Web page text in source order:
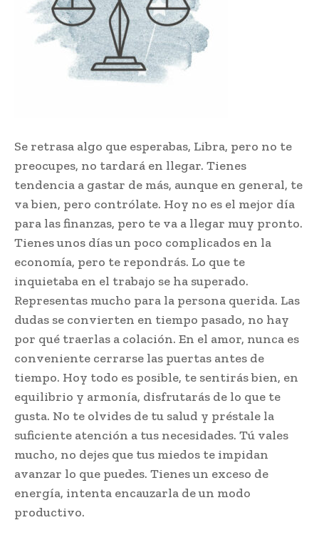
Se retrasa algo que esperabas, Libra, pero no te
preocupes, no tardará en llegar. Tienes
tendencia a gastar de más, aunque en general, te
va bien, pero contrólate. Hoy no es el mejor día
para las finanzas, pero te va a llegar muy pronto.
Tienes unos días un poco complicados en la
economía, pero te repondrás. Lo que te
inquietaba en el trabajo se ha superado.
Representas mucho para la persona querida. Las
dudas se convierten en tiempo pasado, no hay
por qué traerlas a colación. En el amor, nunca es
conveniente cerrarse las puertas antes de
tiempo. Hoy todo es posible, te sentirás bien, en
equilibrio y armonía, disfrutarás de lo que te
gusta. No te olvides de tu salud y préstale la
suficiente atención a tus necesidades. Tú vales
mucho, no dejes que tus miedos te impidan
avanzar lo que puedes. Tienes un exceso de
energía, intenta encauzarla de un modo
productivo.